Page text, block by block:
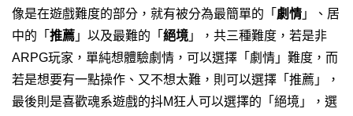
像是在遊戲難度的部分，就有被分為最簡單的「 劇情 」、居
中的「 推薦 」以及最難的「 絕境 」，共三種難度，若是非
ARPG玩家，單純想體驗劇情，可以選擇「劇情」難度，而
若是想要有一點操作、又不想太難，則可以選擇「推薦」，
最後則是喜歡魂系遊戲的抖M狂人可以選擇的「絕境」，選